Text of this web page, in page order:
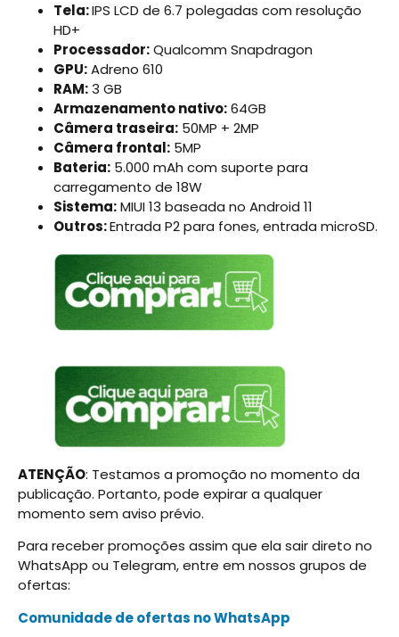
Tela:IPS LCD de 6.7 polegadas com resolução
HD+
Processador:Qualcomm Snapdragon
GPU:Adreno 610
RAM:3 GB
Armazenamento nativo:64GB
Câmera traseira: 50MP + 2MP
Câmera frontal: 5MP
Bateria: 5.000 mAh com suporte para
carregamento de 18W
Sistema:MIUI 13 baseada no Android 11
Outros:Entrada P2 para fones, entrada microSD.
ATENÇÃO: Testamos a promoção no momento da
publicação. Portanto, pode expirar a qualquer
momento sem aviso prévio.
Para receber promoções assim que ela sair direto no
WhatsApp ou Telegram, entre em nossos grupos de
ofertas:
Comunidade de ofertas no WhatsApp